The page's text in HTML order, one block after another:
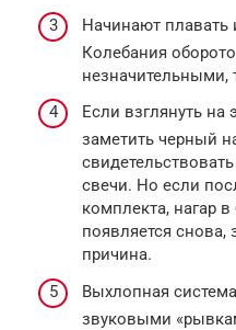
Начинают плавать
Колебания
Если взглянуть
заметить черный
свечи. Но если
комплекта, нагар
появляется снова,
причина.
Выхлопная
звуковыми